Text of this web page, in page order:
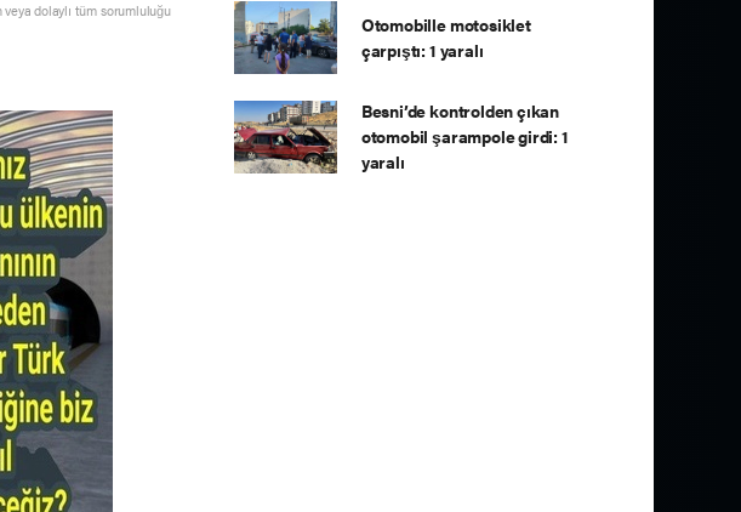
veya dolaylı tüm sorumluluğu
Otomobille motosiklet
çarpıştı: 1 yaralı
Besni’de kontrolden çıkan
otomobil şarampole girdi: 1
yaralı